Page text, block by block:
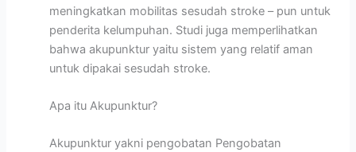
meningkatkan mobilitas sesudah stroke – pun untuk
penderita kelumpuhan. Studi juga memperlihatkan
bahwa akupunktur yaitu sistem yang relatif aman
untuk dipakai sesudah stroke.
Apa itu Akupunktur?
Akupunktur yakni pengobatan Pengobatan